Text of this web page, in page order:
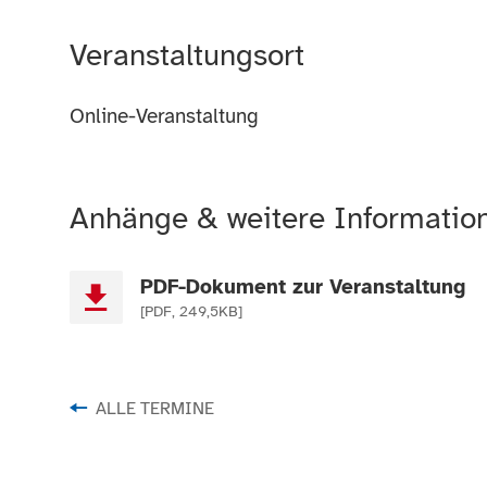
Veranstaltungsort
Online-Veranstaltung
Anhänge & weitere
PDF-Dokument zur Veranstaltung
[PDF, 249,5KB]
ALLE TERMINE